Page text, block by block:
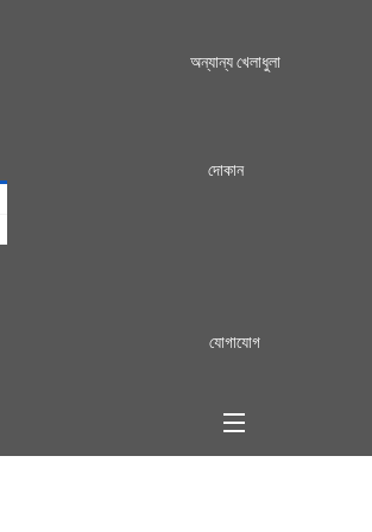
অন্যান্য খেলাধুলা
দোকান
যোগাযোগ